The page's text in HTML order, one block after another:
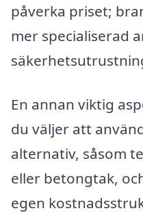
påverka priset;
mer specialiserad
En annan viktig
du väljer att
alternativ, såsom
eller betongtak,
egen